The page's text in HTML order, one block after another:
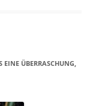
EINE ÜBERRASCHUNG,